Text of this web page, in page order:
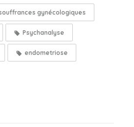
gynécologiques
Psychanalyse
endometriose